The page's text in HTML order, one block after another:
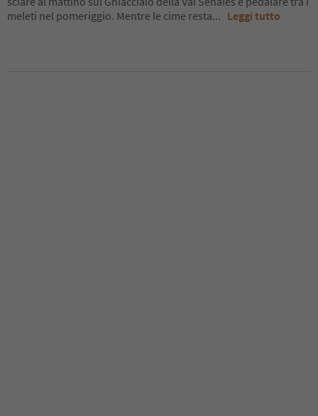
meleti nel pomeriggio. Mentre le cime resta... Leggi tutto